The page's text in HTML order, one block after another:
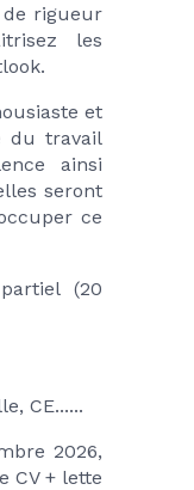
rigueur
les
et
du travail
ainsi
seront
ce
(20
CE......
2026,
CV + lette